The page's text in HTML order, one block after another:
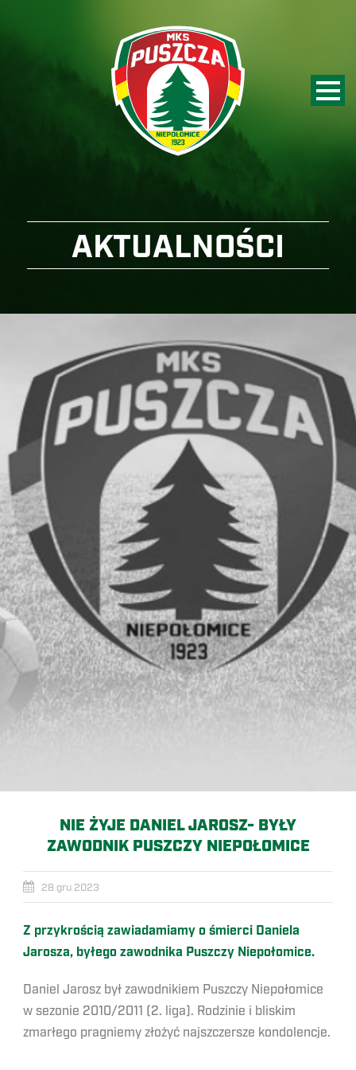
AKTUALNOŚCI
NIE ŻYJE DANIEL JAROSZ- BYŁY
ZAWODNIK PUSZCZY NIEPOŁOMICE
28 gru 2023
Z przykrością zawiadamiamy o śmierci Daniela
Jarosza, byłego zawodnika Puszczy Niepołomice.
Daniel Jarosz był zawodnikiem Puszczy Niepołomice
w sezonie 2010/2011 (2. liga). Rodzinie i bliskim
zmarłego pragniemy złożyć najszczersze kondolencje.